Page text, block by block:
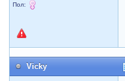
Пол:
Vicky